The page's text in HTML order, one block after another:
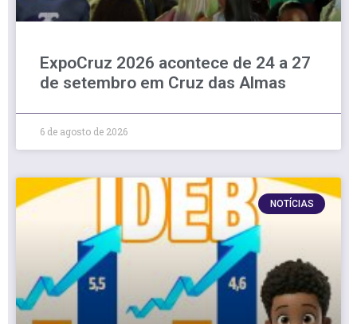
ExpoCruz 2026 acontece de 24 a 27
de setembro em Cruz das Almas
6 de agosto de 2026
NOTÍCIAS